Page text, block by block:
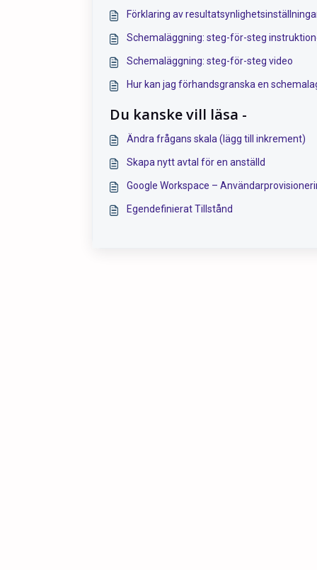
Förklaring av
Schemaläggning: steg-för-steg
Schemaläggning: steg-för-steg video
Hur kan jag förhandsgranska en
Du kanske vill läsa -
Ändra frågans skala (lägg till inkrement)
Skapa nytt avtal för en anställd
Google Workspace –
Egendefinierat Tillstånd